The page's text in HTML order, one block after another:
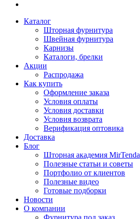
Каталог
Шторная фурнитура
Швейная фурнитура
Карнизы
Каталоги, брелки
Акции
Распродажа
Как купить
Оформление заказа
Условия оплаты
Условия доставки
Условия возврата
Верификация оптовика
Доставка
Блог
Шторная академия MirTenda
Полезные статьи и советы
Портфолио от клиентов
Полезные видео
Готовые подборки
Новости
О компании
Фурнитура под заказ